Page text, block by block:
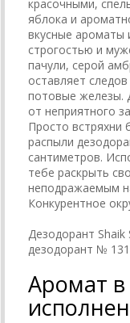
красочными,
яблока и
вкусные ароматы
строгостью и
пачули, серой
оставляет
потовые железы.
от неприятного
Просто встряхни
распыли
сантиметров.
тебе раскрыть
неподражаемым
Конкурентное
Дезодорант
дезодорант №
Аромат в